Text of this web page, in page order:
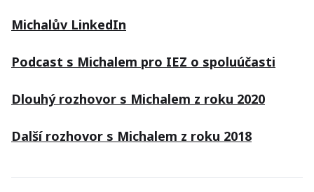
Michalův LinkedIn
Podcast s Michalem pro IEZ o spoluúčasti
Dlouhý rozhovor s Michalem z roku 2020
Další rozhovor s Michalem z roku 2018